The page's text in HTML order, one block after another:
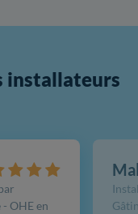
installateurs
OHE en